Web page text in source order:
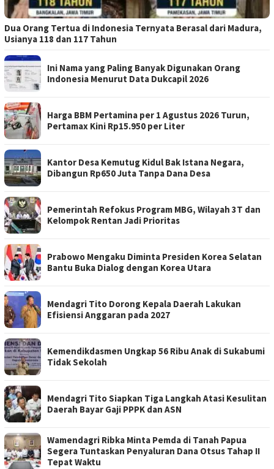
Dua Orang Tertua di Indonesia Ternyata Berasal dari Madura,
Usianya 118 dan 117 Tahun
Ini Nama yang Paling Banyak Digunakan Orang
Indonesia Menurut Data Dukcapil 2026
Harga BBM Pertamina per 1 Agustus 2026 Turun,
Pertamax Kini Rp15.950 per Liter
Kantor Desa Kemutug Kidul Bak Istana Negara,
Dibangun Rp650 Juta Tanpa Dana Desa
Pemerintah Refokus Program MBG, Wilayah 3T dan
Kelompok Rentan Jadi Prioritas
Prabowo Mengaku Diminta Presiden Korea Selatan
Bantu Buka Dialog dengan Korea Utara
Mendagri Tito Dorong Kepala Daerah Lakukan
Efisiensi Anggaran pada 2027
Kemendikdasmen Ungkap 56 Ribu Anak di Sukabumi
Tidak Sekolah
Mendagri Tito Siapkan Tiga Langkah Atasi Kesulitan
Daerah Bayar Gaji PPPK dan ASN
Wamendagri Ribka Minta Pemda di Tanah Papua
Segera Tuntaskan Penyaluran Dana Otsus Tahap II
Tepat Waktu